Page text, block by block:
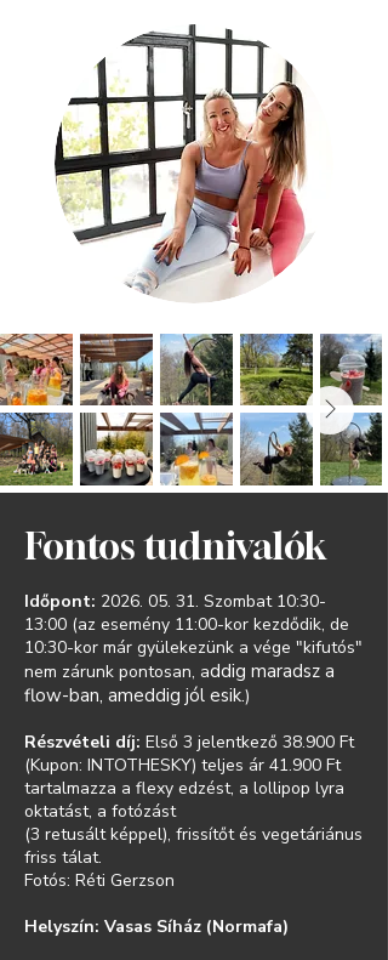
Fontos tudnivalók
Időpont: 2026. 05. 31. Szombat 10:30-
13:00 (az esemény 11:00-kor kezdődik, de
10:30-kor már gyülekezünk a vége "kifutós"
nem zárunk pontosan, addig maradsz a
flow-ban, ameddig jól esik.)
Részvételi díj: Első 3 jelentkező 38.900 Ft
(Kupon: INTOTHESKY) teljes ár 41.900 Ft
tartalmazza a flexy edzést, a lollipop lyra
oktatást, a fotózást
(3 retusált képpel), frissítőt és vegetáriánus
friss tálat.
Fotós: Réti Gerzson
Helyszín: Vasas Síház (Normafa)